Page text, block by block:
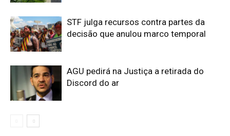
STF julga recursos contra partes da
decisão que anulou marco temporal
AGU pedirá na Justiça a retirada do
Discord do ar